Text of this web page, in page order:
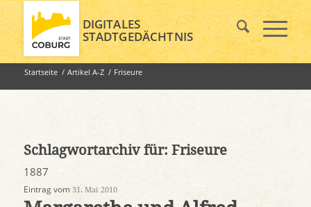
DIGITALES
STADTGEDÄCHTNIS
Startseite / Artikel A-Z / Friseure
Schlagwortarchiv für: Friseure
1887
Eintrag vom 31. Mai 2010